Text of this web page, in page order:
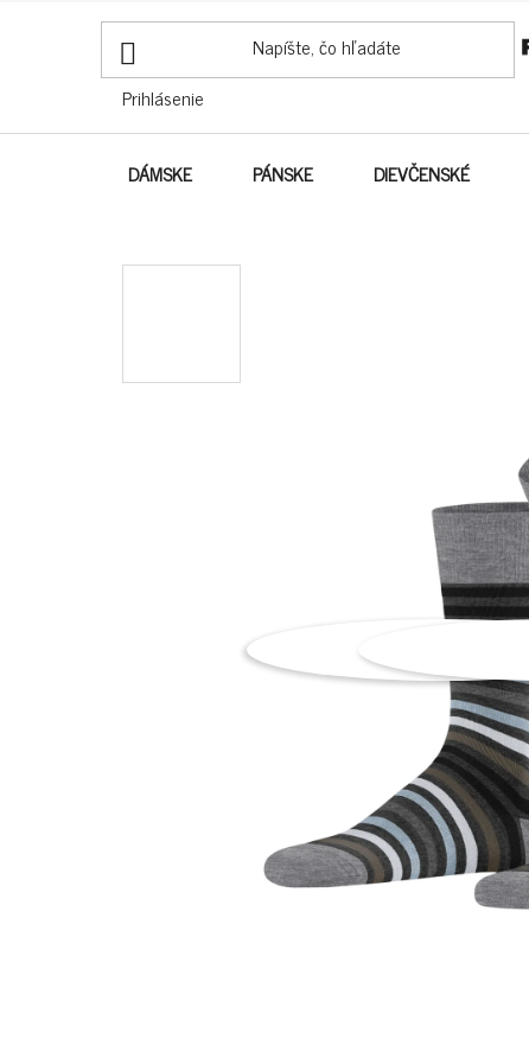
Prihlásenie
DÁMSKE PÁNSKE DIEVČENSKÉ